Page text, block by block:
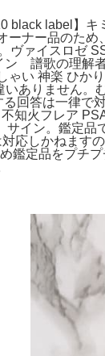
label】
ナー品のた
ァイスロゼ
譜歌の理
い 神楽 ひ
いありませ
回答は一律
フレア
ン。鑑定品
しかねますの
定品をプチ